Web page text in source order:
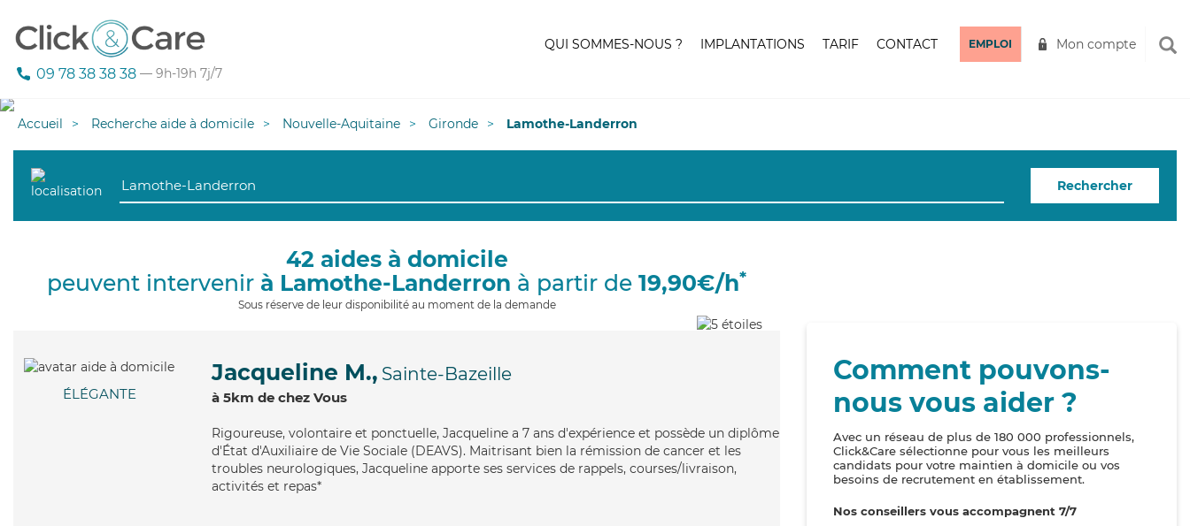
09 78 38 38 38 — 9h-19h 7j/7
QUI SOMMES-NOUS ? IMPLANTATIONS TARIF CONTACT EMPLOI Mon compte
Accueil Recherche aide à domicile Nouvelle-Aquitaine Gironde Lamothe-Landerron
Rechercher
42 aides à domicile
peuvent intervenir à Lamothe-Landerron à partir de 19,90€/h*
Sous réserve de leur disponibilité au moment de la demande
ÉLÉGANTE
Jacqueline M., Sainte-Bazeille
à 5km de chez Vous
Rigoureuse, volontaire et ponctuelle, Jacqueline a 7 ans d'expérience et possède un diplôme
d'État d'Auxiliaire de Vie Sociale (DEAVS). Maitrisant bien la rémission de cancer et les
troubles neurologiques, Jacqueline apporte ses services de rappels, courses/livraison,
activités et repas*
Comment pouvons-
nous vous aider ?
Avec un réseau de plus de 180 000 professionnels,
Click&Care sélectionne pour vous les meilleurs
candidats pour votre maintien à domicile ou vos
besoins de recrutement en établissement.
Nos conseillers vous accompagnent 7/7